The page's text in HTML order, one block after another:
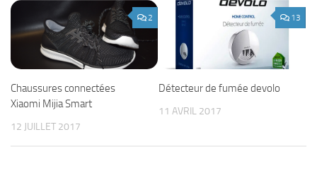
2
Chaussures connectées
Xiaomi Mijia Smart
12 JUILLET 2017
13
Détecteur de fumée devolo
11 AVRIL 2017